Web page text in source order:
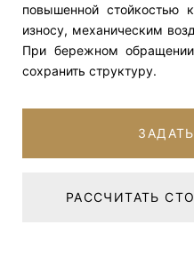
повышенной стойкостью
износу, механическим
При бережном
сохранить структуру.
РАССЧИТАТЬ